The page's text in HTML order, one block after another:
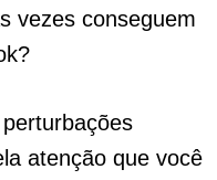
vezes conseguem
atenção que você